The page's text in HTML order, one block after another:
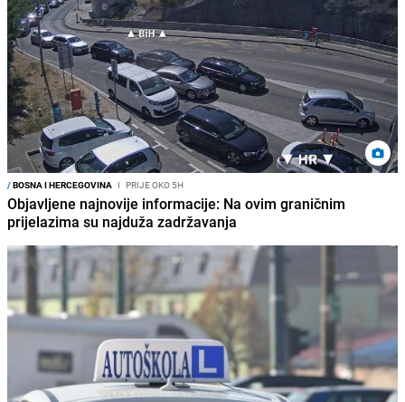
/BOSNA I HERCEGOVINA I PRIJE OKO 5H
Objavljene najnovije informacije: Na ovim graničnim
prijelazima su najduža zadržavanja